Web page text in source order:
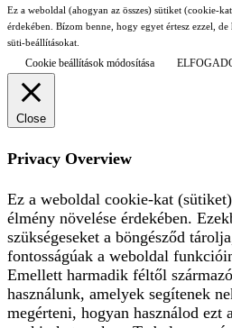
Ez a weboldal (ahogyan az összes) sütiket (cookie-
érdekében. Bízom benne, hogy egyet értesz ezzel,
süti-beállításokat.
Cookie beállítások módosítása
Close
Privacy Overview
Ez a weboldal cookie-kat
élmény növelése érdekében.
szükségeseket a böngésződ
fontosságúak a weboldal
Emellett harmadik féltől
használunk, amelyek segítenek
megérteni, hogyan használod ezt